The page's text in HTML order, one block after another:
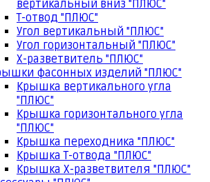
вертикальный вниз "ПЛЮС"
Т-отвод "ПЛЮС"
Угол вертикальный "ПЛЮС"
Угол горизонтальный "ПЛЮС"
Х-разветвитель "ПЛЮС"
фасонных изделий "ПЛЮС"
Крышка вертикального угла
"ПЛЮС"
Крышка горизонтального угла
"ПЛЮС"
Крышка переходника "ПЛЮС"
Крышка Т-отвода "ПЛЮС"
Крышка Х-разветвителя "ПЛЮС"